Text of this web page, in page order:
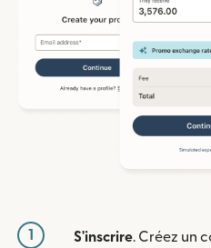
1 S'inscrire. Créez un